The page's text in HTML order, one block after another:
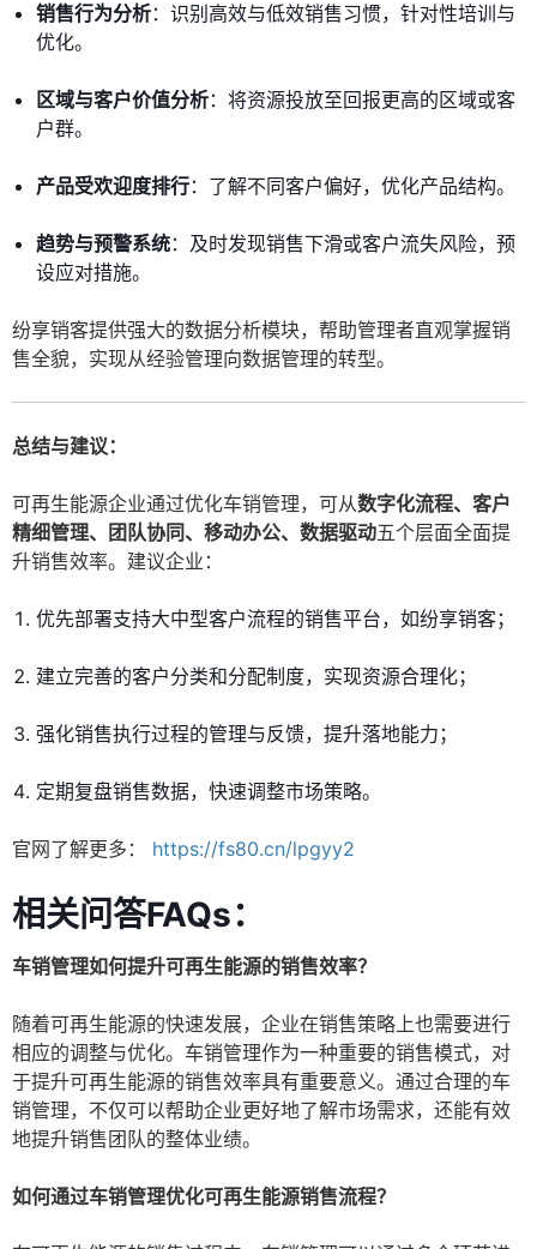
销售行为分析：识别高效与低效销售习惯，针对性培训与
优化。
区域与客户价值分析：将资源投放至回报更高的区域或客
户群。
产品受欢迎度排行：了解不同客户偏好，优化产品结构。
趋势与预警系统：及时发现销售下滑或客户流失风险，预
设应对措施。
纷享销客提供强大的数据分析模块，帮助管理者直观掌握销
售全貌，实现从经验管理向数据管理的转型。
总结与建议：
可再生能源企业通过优化车销管理，可从数字化流程、客户
精细管理、团队协同、移动办公、数据驱动五个层面全面提
升销售效率。建议企业：
优先部署支持大中型客户流程的销售平台，如纷享销客；
建立完善的客户分类和分配制度，实现资源合理化；
强化销售执行过程的管理与反馈，提升落地能力；
定期复盘销售数据，快速调整市场策略。
官网了解更多： https://fs80.cn/lpgyy2
相关问答FAQs：
车销管理如何提升可再生能源的销售效率？
随着可再生能源的快速发展，企业在销售策略上也需要进行
相应的调整与优化。车销管理作为一种重要的销售模式，对
于提升可再生能源的销售效率具有重要意义。通过合理的车
销管理，不仅可以帮助企业更好地了解市场需求，还能有效
地提升销售团队的整体业绩。
如何通过车销管理优化可再生能源销售流程？